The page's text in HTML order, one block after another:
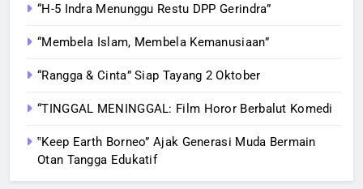
“H-5 Indra Menunggu Restu DPP Gerindra”
“Membela Islam, Membela Kemanusiaan”
“Rangga & Cinta” Siap Tayang 2 Oktober
“TINGGAL MENINGGAL: Film Horor Berbalut Komedi
‟Keep Earth Borneo” Ajak Generasi Muda Bermain
Otan Tangga Edukatif